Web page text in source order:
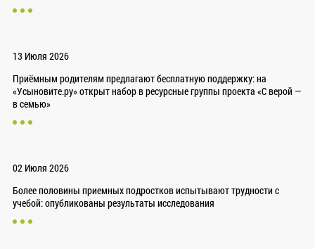
13 Июля 2026
Приёмным родителям предлагают бесплатную поддержку: на
«Усыновите.ру» открыт набор в ресурсные группы проекта «С верой —
в семью»
02 Июля 2026
Более половины приемных подростков испытывают трудности с
учебой: опубликованы результаты исследования